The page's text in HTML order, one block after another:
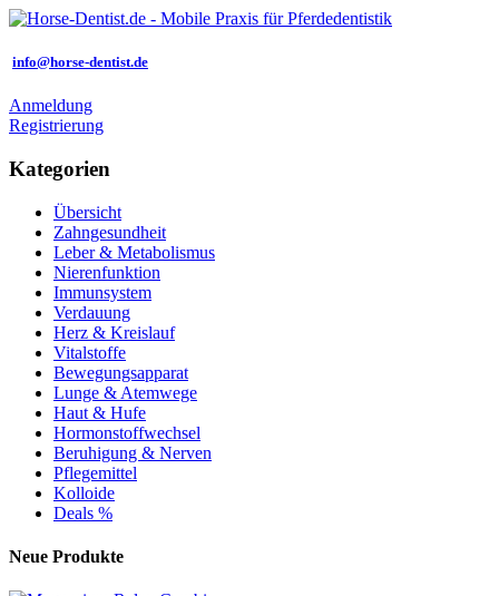
info@horse-dentist.de
Anmeldung
Registrierung
Kategorien
Übersicht
Zahngesundheit
Leber & Metabolismus
Nierenfunktion
Immunsystem
Verdauung
Herz & Kreislauf
Vitalstoffe
Bewegungsapparat
Lunge & Atemwege
Haut & Hufe
Hormonstoffwechsel
Beruhigung & Nerven
Pflegemittel
Kolloide
Deals %
Neue Produkte